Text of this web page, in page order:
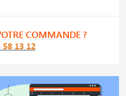
COMMANDE ?
58 13 12